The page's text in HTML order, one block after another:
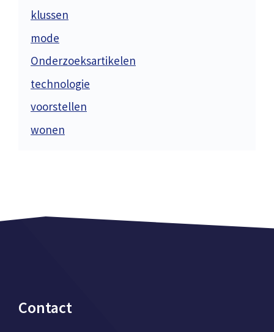
klussen
mode
Onderzoeksartikelen
technologie
voorstellen
wonen
Contact